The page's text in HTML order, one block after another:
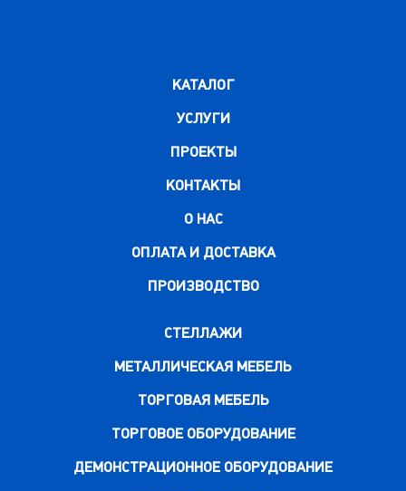
КАТАЛОГ
УСЛУГИ
ПРОЕКТЫ
КОНТАКТЫ
О НАС
ОПЛАТА И ДОСТАВКА
ПРОИЗВОДСТВО
СТЕЛЛАЖИ
МЕТАЛЛИЧЕСКАЯ МЕБЕЛЬ
ТОРГОВАЯ МЕБЕЛЬ
ТОРГОВОЕ ОБОРУДОВАНИЕ
ДЕМОНСТРАЦИОННОЕ ОБОРУДОВАНИЕ